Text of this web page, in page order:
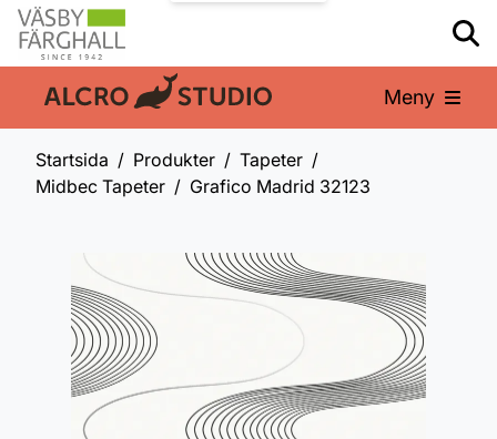
En del av: Meny
Startsida Produkter
Tapeter
Midbec Tapeter
Grafico Madrid 32123